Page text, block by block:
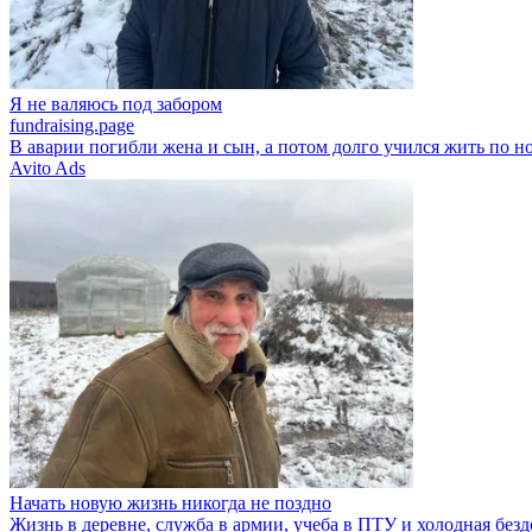
Я не валяюсь под забором
fundraising.page
В аварии погибли жена и сын, а потом долго учился жить по
Avito Ads
Начать новую жизнь никогда не поздно
Жизнь в деревне, служба в армии, учеба в ПТУ и холодная